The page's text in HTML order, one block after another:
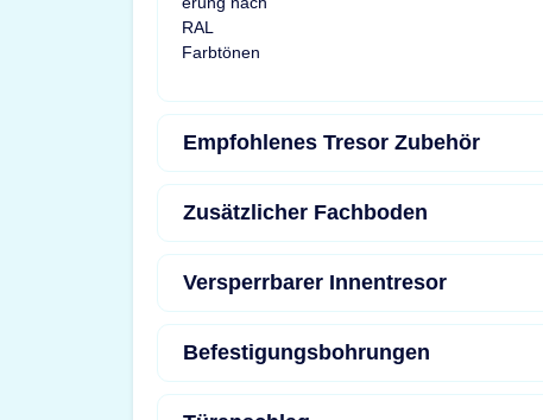
Empfohlenes Tresor Zubehör
Zusätzlicher Fachboden
Versperrbarer Innentresor
Befestigungsbohrungen